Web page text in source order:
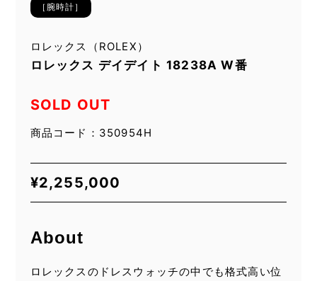
［腕時計］
ロレックス（ROLEX）
ロレックス デイデイト 18238A W番
SOLD OUT
商品コード：350954H
¥2,255,000
About
ロレックスのドレスウォッチの中でも格式高い位